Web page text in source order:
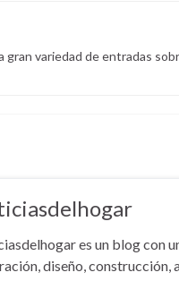
variedad de entradas
es un blog con
diseño,